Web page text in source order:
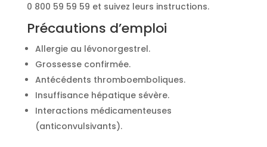
0 800 59 59 59 et suivez leurs instructions.
Précautions d’emploi
Allergie au lévonorgestrel.
Grossesse confirmée.
Antécédents thromboemboliques.
Insuffisance hépatique sévère.
Interactions médicamenteuses
(anticonvulsivants).